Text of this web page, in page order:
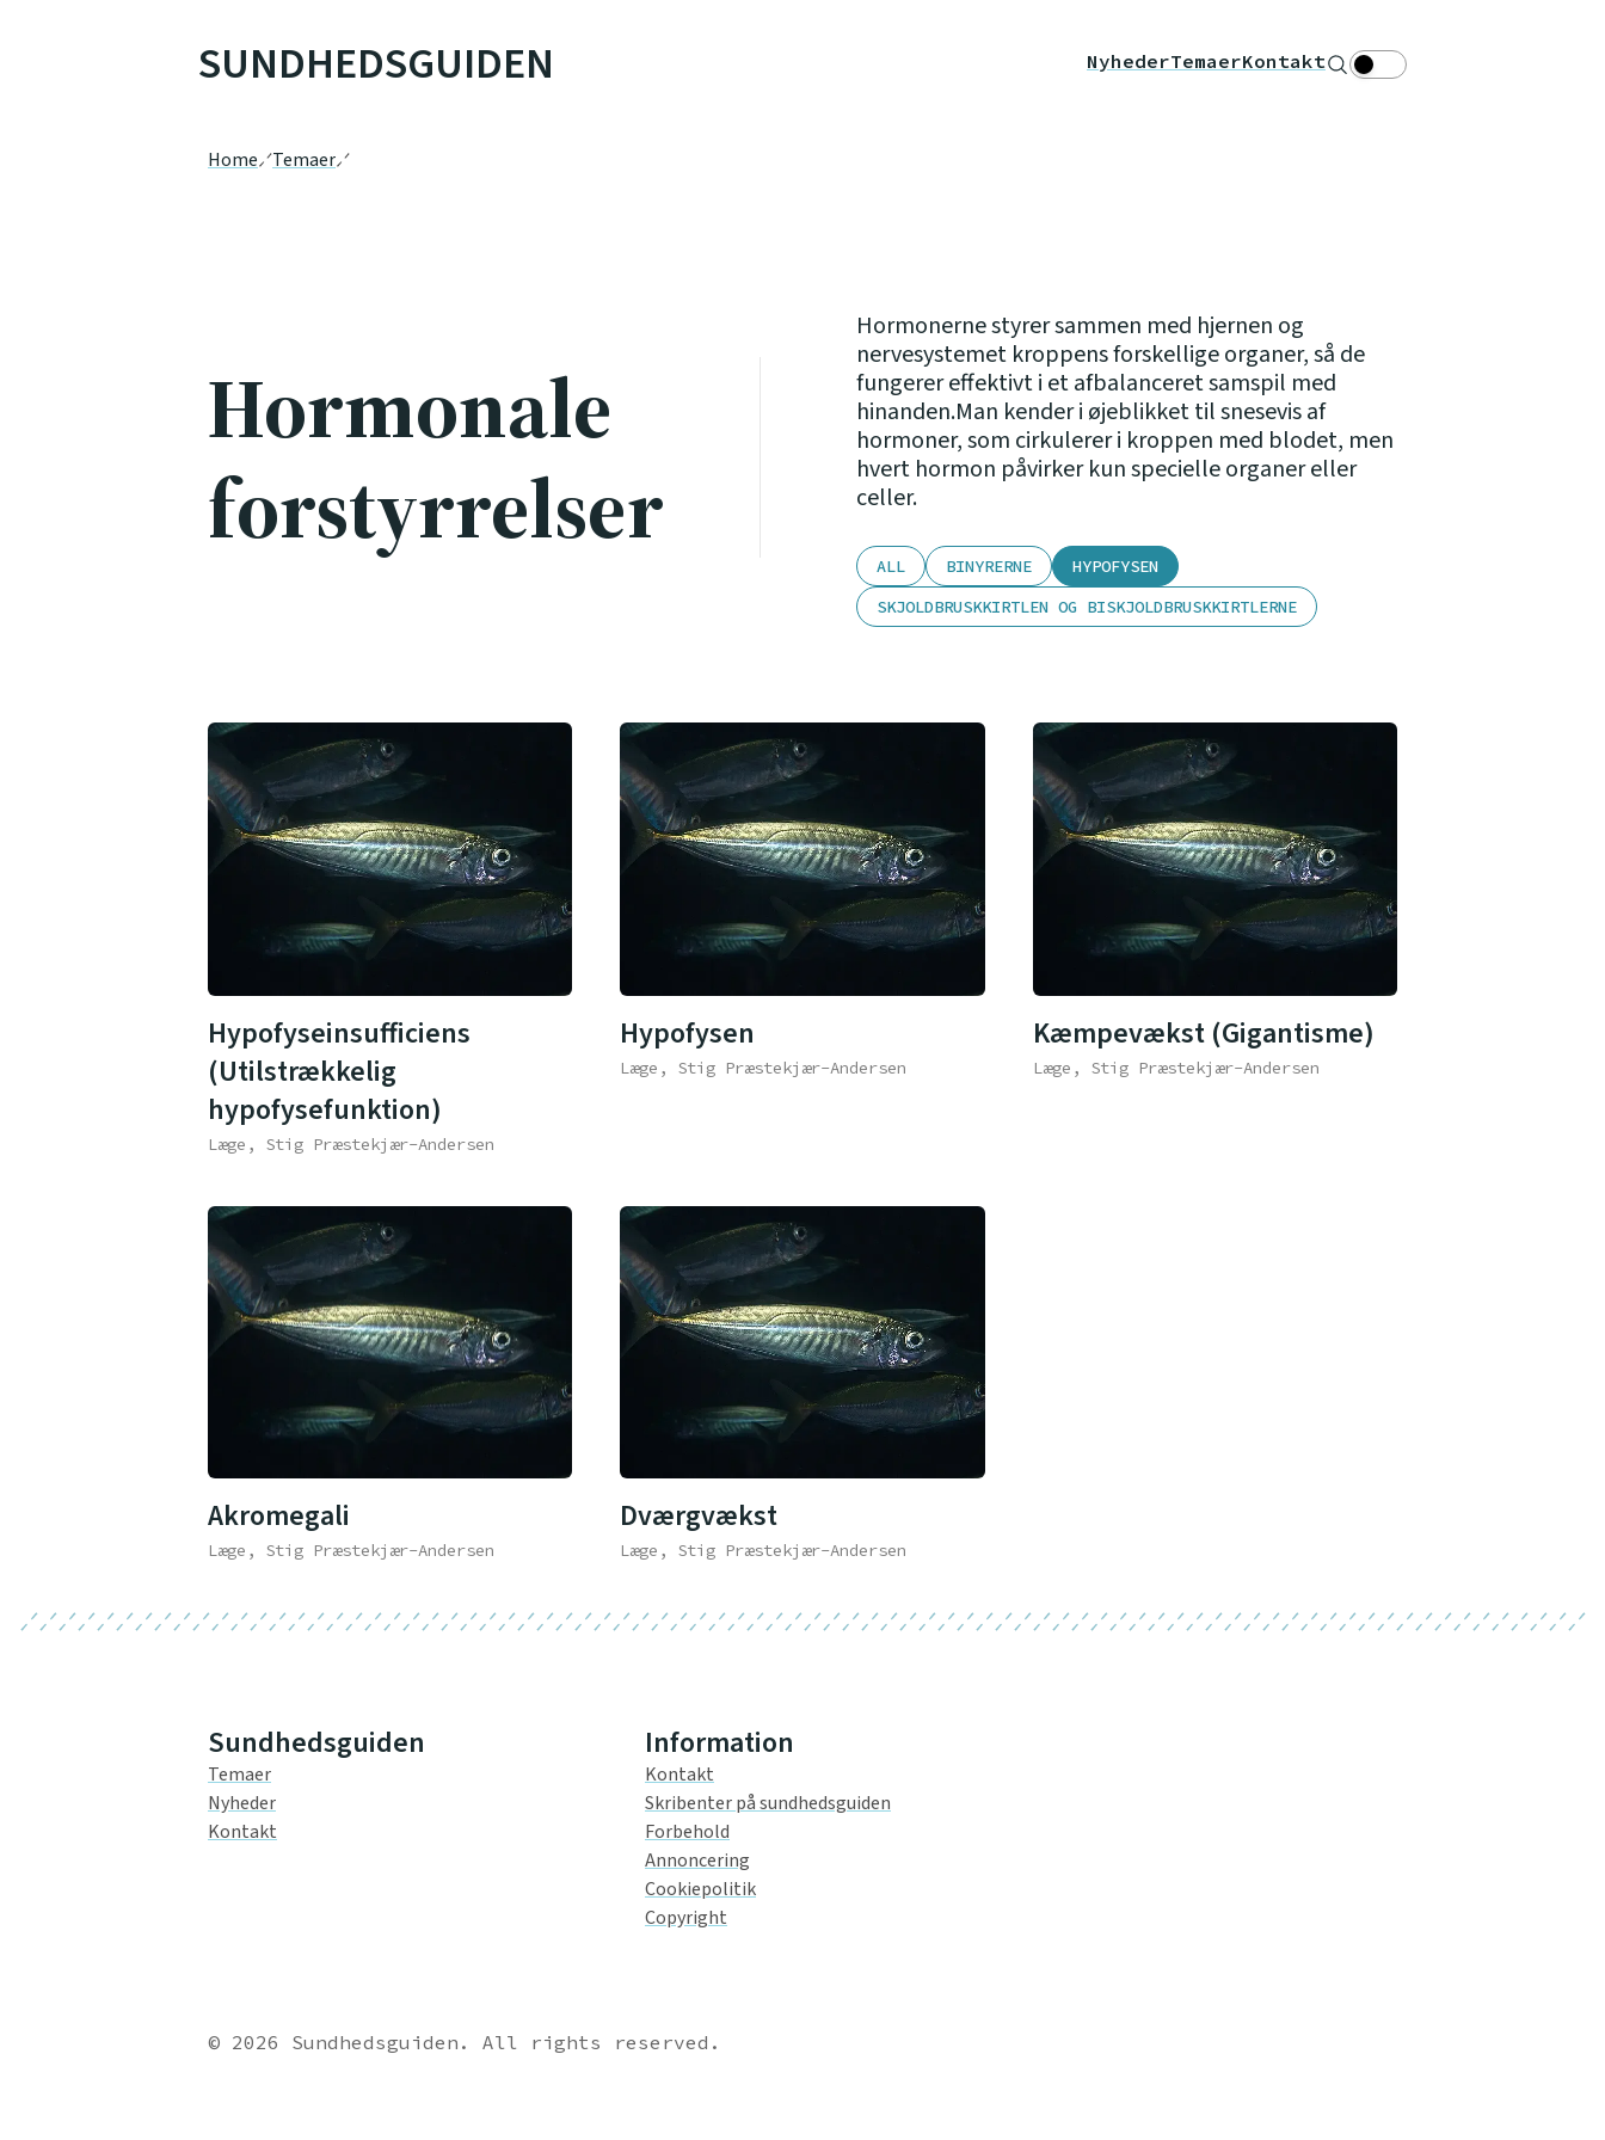
SUNDHEDSGUIDEN NyhederTemaerKontakt Søg Theme toggle
Home Temaer
Hormonale
forstyrrelser
Hormonerne styrer sammen med hjernen og
nervesystemet kroppens forskellige organer, så de
fungerer effektivt i et afbalanceret samspil med
hinanden.Man kender i øjeblikket til snesevis af
hormoner, som cirkulerer i kroppen med blodet, men
hvert hormon påvirker kun specielle organer eller
celler.
ALL BINYRERNE
HYPOFYSEN
SKJOLDBRUSKKIRTLEN OG BISKJOLDBRUSKKIRTLERNE
Hypofyseinsufficiens
(Utilstrækkelig
hypofysefunktion)
Læge, Stig Præstekjær-Andersen
Hypofysen
Læge, Stig Præstekjær-Andersen
Kæmpevækst (Gigantisme)
Læge, Stig Præstekjær-Andersen
Akromegali
Læge, Stig Præstekjær-Andersen
Dværgvækst
Læge, Stig Præstekjær-Andersen
Sundhedsguiden
Temaer
Nyheder
Kontakt
Information
Kontakt
Skribenter på sundhedsguiden
Forbehold
Annoncering
Cookiepolitik
Copyright
© 2026 Sundhedsguiden. All rights reserved.